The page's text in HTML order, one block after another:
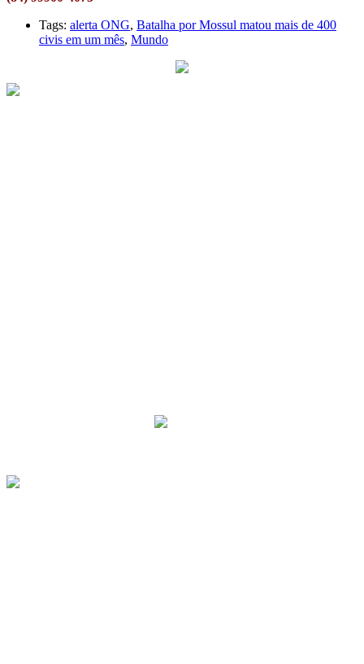
Tags: alerta ONG, Batalha por Mossul matou mais de 400
civis em um mês, Mundo